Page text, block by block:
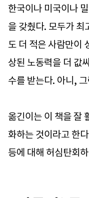
한국이나 미국이나
을 갖췄다. 모두가 최
도 더 적은 사람만이
상된 노동력을 더 값
수를 받는다. 아니,
옮긴이는 이 책을 잘
화하는 것이라고 한
등에 대해 허심탄회